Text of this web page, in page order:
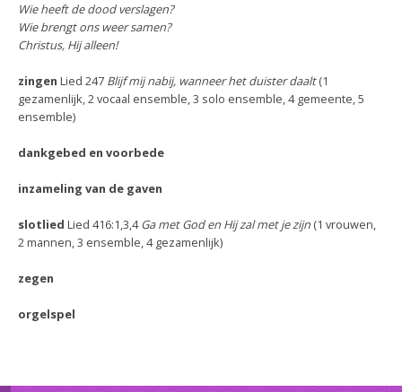
Wie heeft de dood verslagen?
Wie brengt ons weer samen?
Christus, Hij alleen!
zingen Lied 247 Blijf mij nabij, wanneer het duister daalt(1
gezamenlijk, 2 vocaal ensemble, 3 solo ensemble, 4 gemeente, 5
ensemble)
dankgebed en voorbede
inzameling van de gaven
slotlied Lied 416:1,3,4Ga met God en Hij zal met je zijn (1 vrouwen,
2 mannen, 3 ensemble, 4 gezamenlijk)
zegen
orgelspel